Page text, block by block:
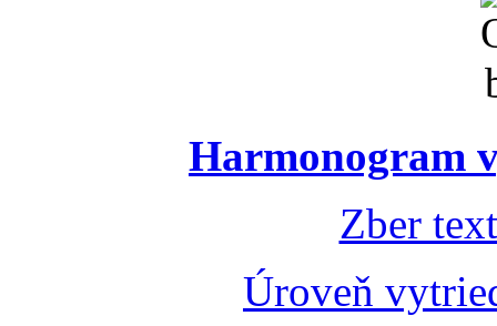
Harmonogram
Zber
Úroveň